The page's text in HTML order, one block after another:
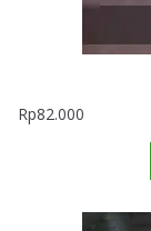
Rp82.000